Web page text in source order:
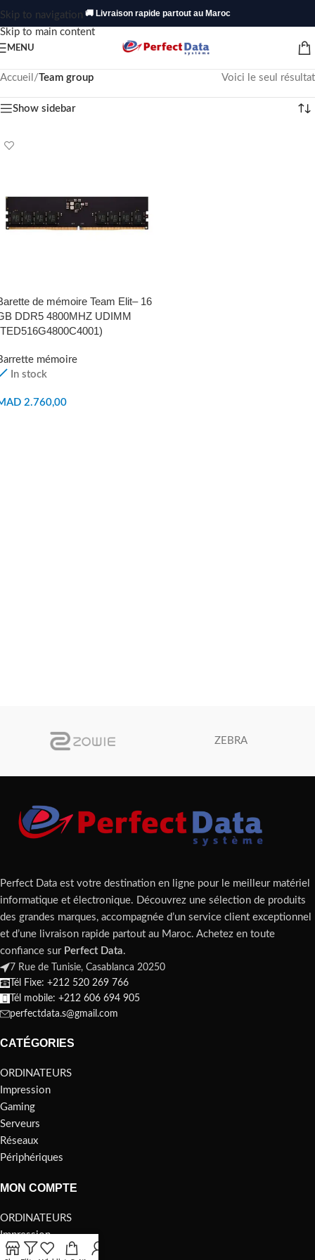
Skip to navigation
Skip to main content
🚚 Livraison rapide partout au Maroc
MENU
Accueil /Team group Voici le seul résultat
Show sidebar
de mémoire Team Elit– 16
DDR5 4800MHZ UDIMM
mémoire
In stock
2.760,00
ZEBRA
Perfect Data est votre destination en ligne pour le meilleur matériel
informatique et électronique. Découvrez une sélection de produits
des grandes marques, accompagnée d’un service client exceptionnel
et d’une livraison rapide partout au Maroc. Achetez en toute
confiance sur Perfect Data.
7 Rue de Tunisie, Casablanca 20250
Tél Fixe: +212 520 269 766
Tél mobile: +212 606 694 905
perfectdata.s@gmail.com
CATÉGORIES
ORDINATEURS
Impression
Gaming
Serveurs
Réseaux
Périphériques
MON COMPTE
ORDINATEURS
Impression
Gaming